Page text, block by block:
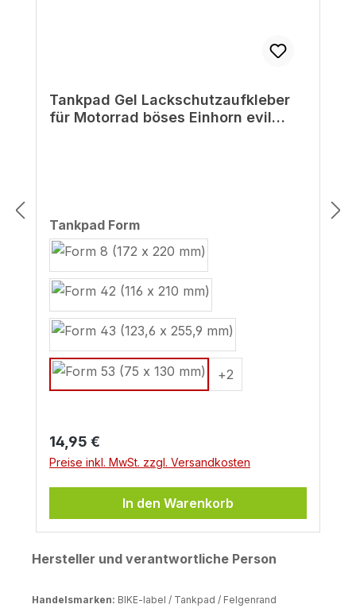
Tankpad Gel Lackschutzaufkleber
für Motorrad böses Einhorn evil
Tankpad Formauswählen
+2
Regulärer Preis:
14,95 €
Preise inkl. MwSt. zzgl. Versandkosten
In den Warenkorb
Hersteller und verantwortliche Person
Handelsmarken: BIKE-label / Tankpad / Felgenrand